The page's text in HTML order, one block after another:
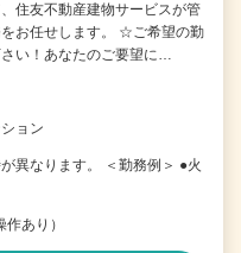
住友不動産建物サービスが管
お任せします。 ☆ご希望の勤
い！あなたのご要望に…
ョン
異なります。 ＜勤務例＞ ●火
あり）